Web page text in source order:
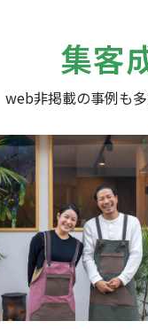
集客
web非掲載の事例も多